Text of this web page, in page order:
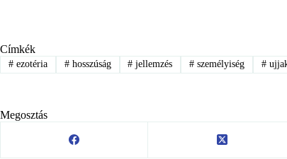
Címkék
#ezotéria #hosszúság # jellemzés # személyiség #
Megosztás